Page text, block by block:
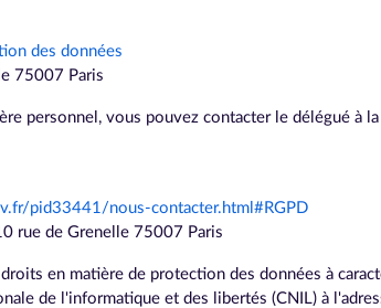
des données
75007 Paris
personnel, vous pouvez contacter le délégué à
pid33441/nous-contacter.html#RGPD
rue de Grenelle 75007 Paris
en matière de protection des données à
de l'informatique et des libertés (CNIL) à